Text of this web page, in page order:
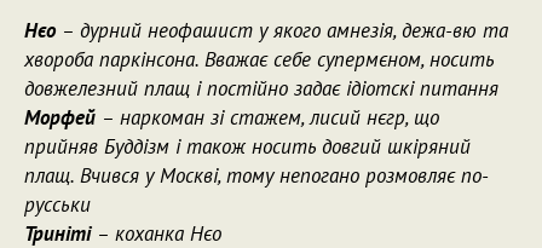
Нєо– дурний неофашист у якого амнезія, дежа-вю та
хвороба паркінсона. Вважає себе супермєном, носить
довжелезний плащ і постійно задає ідіотскі питання
Морфей – наркоман зі стажем, лисий нєгр, що
прийняв Буддізм і також носить довгий шкіряний
плащ. Вчився у Москві, тому непогано розмовляє по-
русськи
Триніті– коханка Нєо